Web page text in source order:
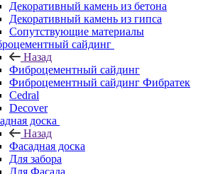
Декоративный камень из бетона
Декоративный камень из гипса
Сопутствующие материалы
сайдинг
Назад
Фиброцементный сайдинг
Фиброцементный сайдинг Фибратек
Cedral
Decover
доска
Назад
Фасадная доска
Для забора
Для Фасада